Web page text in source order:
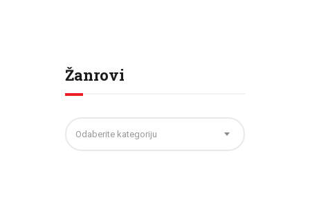
Žanrovi
Odaberite kategoriju